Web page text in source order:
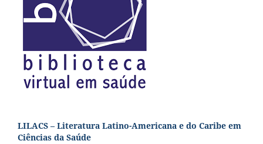
LILACS – Literatura Latino-Americana e do Caribe em
Ciências da Saúde